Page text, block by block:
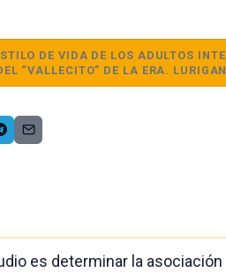
DE VIDA DE LOS ADULTOS
“VALLECITO” DE LA ERA.
es determinar la asociación